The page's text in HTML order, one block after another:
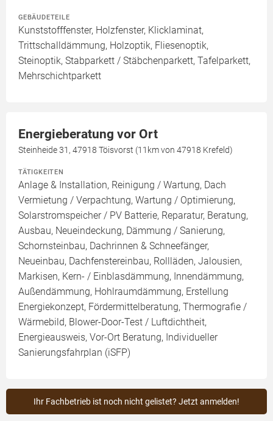
GEBÄUDETEILE
Kunststofffenster, Holzfenster, Klicklaminat,
Trittschalldämmung, Holzoptik, Fliesenoptik,
Steinoptik, Stabparkett / Stäbchenparkett, Tafelparkett,
Mehrschichtparkett
Energieberatung vor Ort
Steinheide 31, 47918 Töisvorst (11km von 47918 Krefeld)
TÄTIGKEITEN
Anlage & Installation, Reinigung / Wartung, Dach
Vermietung / Verpachtung, Wartung / Optimierung,
Solarstromspeicher / PV Batterie, Reparatur, Beratung,
Ausbau, Neueindeckung, Dämmung / Sanierung,
Schornsteinbau, Dachrinnen & Schneefänger,
Neueinbau, Dachfenstereinbau, Rollläden, Jalousien,
Markisen, Kern- / Einblasdämmung, Innendämmung,
Außendämmung, Hohlraumdämmung, Erstellung
Energiekonzept, Fördermittelberatung, Thermografie /
Wärmebild, Blower-Door-Test / Luftdichtheit,
Energieausweis, Vor-Ort Beratung, Individueller
Sanierungsfahrplan (iSFP)
Ihr Fachbetrieb ist noch nicht gelistet? Jetzt anmelden!